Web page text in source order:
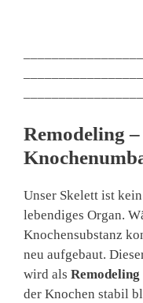
Remodeling
Unser Skelett ist
lebendiges Organ.
Knochensubstanz
neu aufgebaut.
wird als Remodeling
der Knochen stabil